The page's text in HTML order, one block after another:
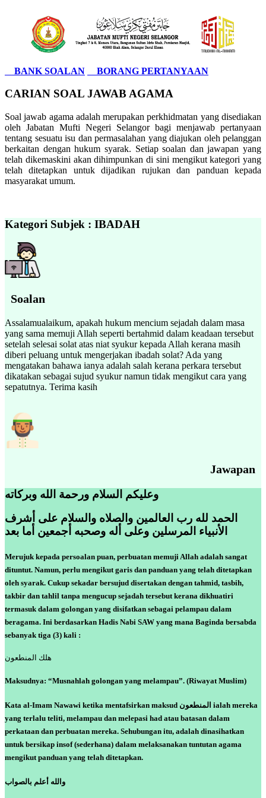
BANK SOALAN BORANG PERTANYAAN
CARIAN SOAL JAWAB AGAMA
Soal jawab agama adalah merupakan perkhidmatan yang disediakan
oleh Jabatan Mufti Negeri Selangor bagi menjawab pertanyaan
tentang sesuatu isu dan permasalahan yang diajukan oleh pelanggan
berkaitan dengan hukum syarak. Setiap soalan dan jawapan yang
telah dikemaskini akan dihimpunkan di sini mengikut kategori yang
telah ditetapkan untuk dijadikan rujukan dan panduan kepada
masyarakat umum.
Kategori Subjek : IBADAH
Soalan
Assalamualaikum, apakah hukum mencium sejadah dalam masa
yang sama memuji Allah seperti bertahmid dalam keadaan tersebut
setelah selesai solat atas niat syukur kepada Allah kerana masih
diberi peluang untuk mengerjakan ibadah solat? Ada yang
mengatakan bahawa ianya adalah salah kerana perkara tersebut
dikatakan sebagai sujud syukur namun tidak mengikut cara yang
sepatutnya. Terima kasih
Jawapan
الحمد لله رب العالمين والصلاه والسلام على أشرف
الأنبياء المرسلين وعلى أله وصحبه أجمعين أما بعد
Merujuk kepada persoalan puan, perbuatan memuji Allah adalah sangat
dituntut. Namun, perlu mengikut garis dan panduan yang telah ditetapkan
oleh syarak. Cukup sekadar bersujud disertakan dengan tahmid, tasbih,
takbir dan tahlil tanpa mengucup sejadah tersebut kerana dikhuatiri
termasuk dalam golongan yang disifatkan sebagai pelampau dalam
beragama. Ini berdasarkan Hadis Nabi SAW yang mana Baginda bersabda
sebanyak tiga (3) kali :
هلك المنطعون
Maksudnya: “Musnahlah golongan yang melampau”. (Riwayat Muslim)
Kata al-Imam Nawawi ketika mentafsirkan maksud المنطعون ialah mereka
yang terlalu teliti, melampau dan melepasi had atau batasan dalam
perkataan dan perbuatan mereka. Sehubungan itu, adalah dinasihatkan
untuk bersikap insof (sederhana) dalam melaksanakan tuntutan agama
mengikut panduan yang telah ditetapkan.
والله أعلم بالصواب